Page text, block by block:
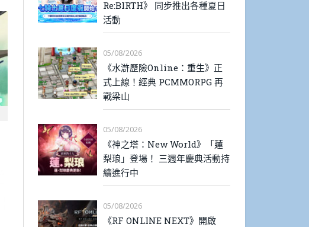
Re:BIRTH》 同步推出各種夏日
活動
05/08/2026
《水滸歷險Online：重生》正
式上線！經典 PCMMORPG 再
戰梁山
05/08/2026
《神之塔：New World》「蓮
梨琅」登場！ 三週年慶典活動持
續進行中
05/08/2026
《RF ONLINE NEXT》開啟